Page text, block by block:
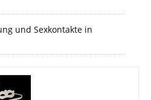
und Sexkontakte in